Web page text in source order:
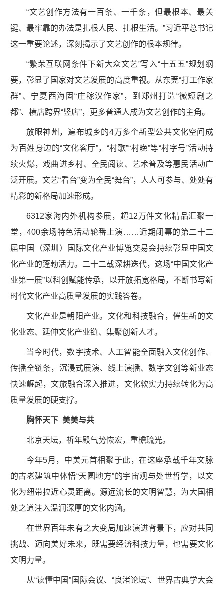
“文艺创作方法有一百条、一千条，但最根本、最关
键、最牢靠的办法是扎根人民、扎根生活。”习近平总书记
这一重要论述，深刻揭示了文艺创作的根本规律。
“繁荣互联网条件下新大众文艺”写入“十五五”规划纲
要，彰显了国家对文艺发展的高度重视。从东莞“打工作家
群”、宁夏西海固“庄稼汉作家”，到郑州打造“微短剧之
都”、横店跨界“竖店”，更多普通人成为文艺创作的主角。
放眼神州，遍布城乡的4万多个新型公共文化空间成
为百姓身边的“文化客厅”，“村歌”“村晚”等“村字号”活动持
续火爆，戏曲进乡村、全民阅读、艺术普及等惠民活动广
泛开展。文艺“看台”变为全民“舞台”，人人可参与、处处有
精彩的新格局加速形成。
6312家海内外机构参展，超12万件文化精品汇聚一
堂，400余场特色活动轮番上演……近期闭幕的第二十二
届中国（深圳）国际文化产业博览交易会持续彰显中国文
化产业的蓬勃活力。二十二载深耕迭代，这场“中国文化产
业第一展”以科创赋能传承，以开放拓宽格局，不断书写新
时代文化产业高质量发展的实践答卷。
文化产业是朝阳产业。文化和科技融合，催生新的文
化业态、延伸文化产业链、集聚创新人才。
当今时代，数字技术、人工智能全面融入文化创作、
传播全链条，沉浸式展演、线上演播、数字文创等新业态
快速崛起，文旅融合深入推进，文化软实力持续转化为高
质量发展的硬支撑。
胸怀天下 美美与共
北京天坛，祈年殿气势恢宏，重檐琉光。
今年5月，中美元首相聚于此，在这座承载千年文脉
的古老建筑中体悟“天圆地方”的宇宙观与处世哲学，以文
化为纽带拉近心灵距离。源远流长的文明智慧，为大国相
处之道注入温润深厚的文化内涵。
在世界百年未有之大变局加速演进背景下，应对共同
挑战、迈向美好未来，既需要经济科技力量，也需要文化
文明力量。
从“读懂中国”国际会议、“良渚论坛”、世界古典学大会